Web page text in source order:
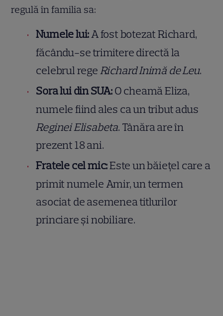
regulă în familia sa:
Numele lui:A fost botezat Richard,
făcându-se trimitere directă la
celebrul regeRichard Inimă de Leu.
Sora lui din SUA:O cheamă Eliza,
numele fiind ales ca un tribut adus
Reginei Elisabeta. Tânăra are în
prezent 18 ani.
Fratele cel mic:Este un băiețel care a
primit numele Amir, un termen
asociat de asemenea titlurilor
princiare și nobiliare.